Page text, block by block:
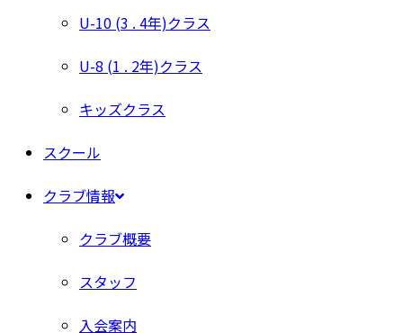
U-10 (3 . 4年)クラス
U-8 (1 . 2年)クラス
キッズクラス
スクール
クラブ情報
クラブ概要
スタッフ
入会案内